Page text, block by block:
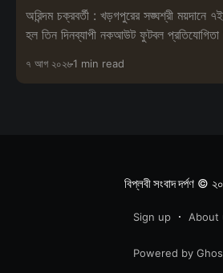
অরিন্দম চক্রবর্তী : খড়গপুরের সঙ্ঘশ্রী
হল তিন দিনব্যাপী নকআউট ফুটবল
৭ আগ ২০২৬1 min read
বিপ্লবী সংবাদ দর্পণ©
Sign up About
Powered by